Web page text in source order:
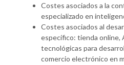
Costes asociados a la
especializado en
Costes asociados al
específico: tienda online,
tecnológicas para
comercio electrónico en